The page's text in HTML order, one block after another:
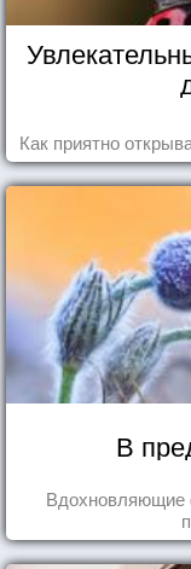
Как приятно
В
Вдохновляющие